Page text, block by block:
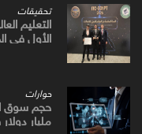
تحقيقات
التعليم
الأول في
حوارات